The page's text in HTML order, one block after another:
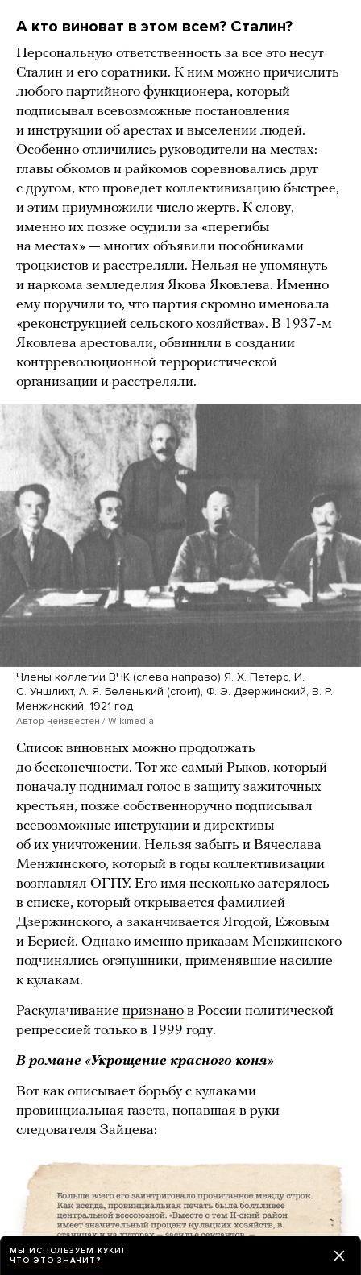
А кто виноват в этом всем? Сталин?
Персональную ответственность за все это несут
Сталин и его соратники. К ним можно причислить
любого партийного функционера, который
подписывал всевозможные постановления
и инструкции об арестах и выселении людей.
Особенно отличились руководители на местах:
главы обкомов и райкомов соревновались друг
с другом, кто проведет коллективизацию быстрее,
и этим приумножили число жертв. К слову,
именно их позже осудили за «перегибы
на местах» — многих объявили пособниками
троцкистов и расстреляли. Нельзя не упомянуть
и наркома земледелия Якова Яковлева. Именно
ему поручили то, что партия скромно именовала
«реконструкцией сельского хозяйства». В 1937-м
Яковлева арестовали, обвинили в создании
контрреволюционной террористической
организации и расстреляли.
Члены коллегии ВЧК (слева направо) Я. X. Петерс, И.
С. Уншлихт, А. Я. Беленький (стоит), Ф. Э. Дзержинский, В. Р.
Менжинский, 1921 год
Автор неизвестен / Wikimedia
Список виновных можно продолжать
до бесконечности. Тот же самый Рыков, который
поначалу поднимал голос в защиту зажиточных
крестьян, позже собственноручно подписывал
всевозможные инструкции и директивы
об их уничтожении. Нельзя забыть и Вячеслава
Менжинского, который в годы коллективизации
возглавлял ОГПУ. Его имя несколько затерялось
в списке, который открывается фамилией
Дзержинского, а заканчивается Ягодой, Ежовым
и Берией. Однако именно приказам Менжинского
подчинялись огэпушники, применявшие насилие
к кулакам.
Раскулачивание признано в России политической
репрессией только в 1999 году.
В романе «Укрощение красного коня»
Вот как описывает борьбу с кулаками
провинциальная газета, попавшая в руки
следователя Зайцева:
МЫ ИСПОЛЬЗУЕМ КУКИ!
ЧТО ЭТО ЗНАЧИТ?